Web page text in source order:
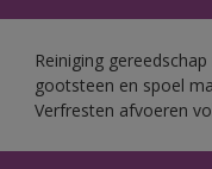
Reiniging
gootsteen en spoel
Verfresten afvoeren